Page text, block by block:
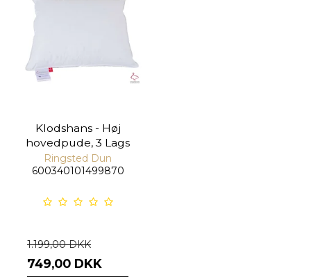
Klodshans - Høj
hovedpude, 3 Lags
Ringsted Dun
600340101499870
1.199,00 DKK
749,00 DKK